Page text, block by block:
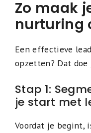
Zo maak
nurturing
Een effectieve
opzetten? Dat doe
Stap 1:
je start met
Voordat je begint,